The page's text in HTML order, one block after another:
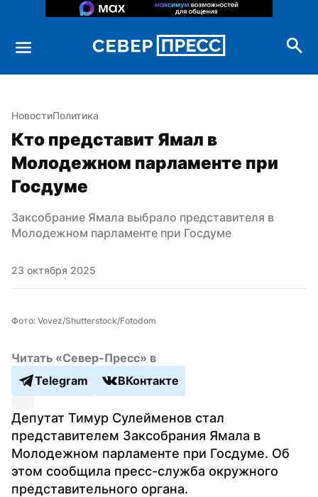
НовостиПолитика
Кто представит Ямал в
Молодежном парламенте при
Госдуме
Заксобрание Ямала выбрало представителя в
Молодежном парламенте при Госдуме
23 октября 2025
Фото: Vovez/Shutterstock/Fotodom
Читать «Север-Пресс» в
Telegram
ВКонтакте
Депутат Тимур Сулейменов стал
представителем Заксобрания Ямала в
Молодежном парламенте при Госдуме. Об
этом сообщила пресс-служба окружного
представительного органа.